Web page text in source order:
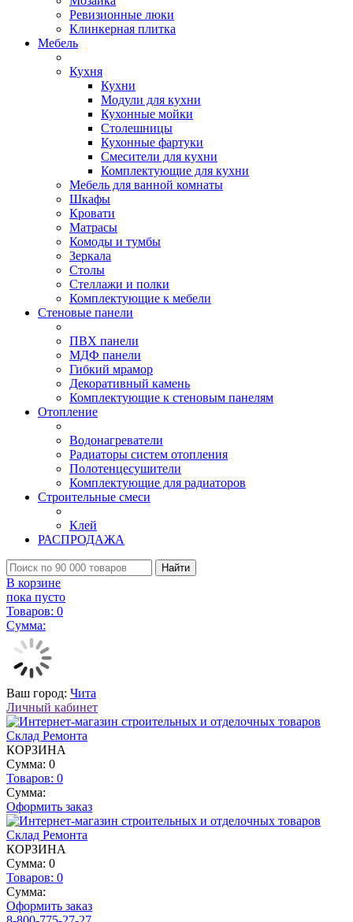
Ревизионные люки
Клинкерная плитка
Мебель
Кухня
Кухни
Модули для кухни
Кухонные мойки
Столешницы
Кухонные фартуки
Смесители для кухни
Комплектующие для кухни
Мебель для ванной комнаты
Шкафы
Кровати
Матрасы
Комоды и тумбы
Зеркала
Столы
Стеллажи и полки
Комплектующие к мебели
Стеновые панели
ПВХ панели
МДФ панели
Гибкий мрамор
Декоративный камень
Комплектующие к стеновым панелям
Отопление
Водонагреватели
Радиаторы систем отопления
Полотенцесушители
Комплектующие для радиаторов
Строительные смеси
Клей
РАСПРОДАЖА
Найти
В корзине
пока пусто
Товаров: 0
Сумма:
Ваш город: Чита
Личный кабинет
КОРЗИНА
Сумма: 0
Товаров: 0
Сумма:
Оформить заказ
КОРЗИНА
Сумма: 0
Товаров: 0
Сумма:
Оформить заказ